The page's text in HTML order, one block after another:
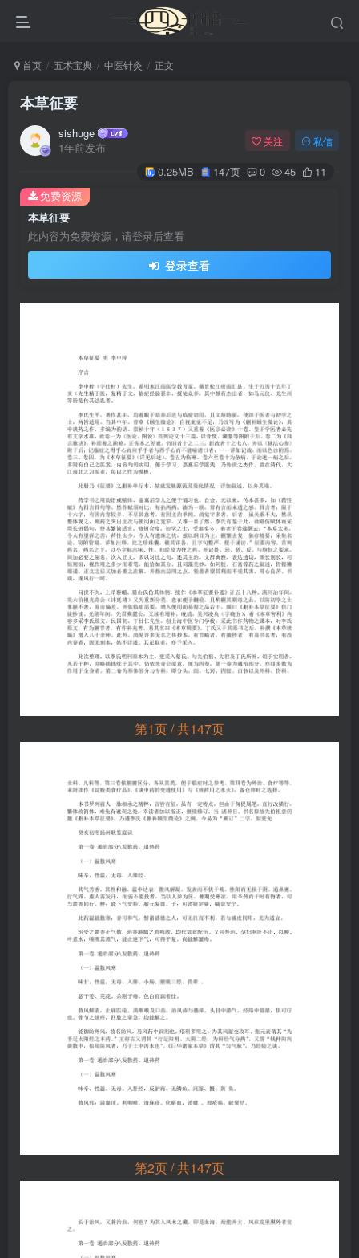
首页 五术宝典 中医针灸 正文
本草征要
sishuge
1年前发布
关注 私信
0.25MB 147页 0 45 11
本草征要
此内容为免费资源，请登录后查看
登录查看
免费资源
第1页 / 共147页
第2页 / 共147页